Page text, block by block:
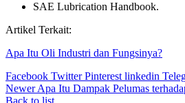
SAE Lubrication Handbook.
Artikel Terkait:
Apa Itu Oli Industri dan Fungsinya?
Facebook Twitter Pinterest linkedin
Newer Apa Itu Dampak Pelumas